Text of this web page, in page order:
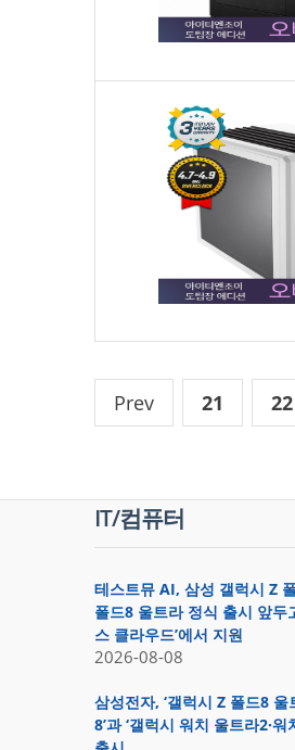
Prev 21 22
IT/컴퓨터
테스트뮤 AI, 삼성 갤럭시 Z
폴드8 울트라 정식 출시 앞두
스 클라우드’에서 지원
2026-08-08
삼성전자, ‘갤럭시 Z 폴드8 울
8’과 ‘갤럭시 워치 울트라2·워